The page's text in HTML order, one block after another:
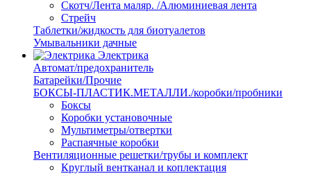
Скотч/Лента маляр. /Алюминиевая лента
Стрейч
Таблетки/жидкость для биотуалетов
Умывальники дачные
Электрика
Автомат/предохранитель
Батарейки/Прочие
БОКСЫ-ПЛАСТИК.МЕТАЛЛИ./коробки/пробники
Боксы
Коробки установочные
Мультиметры/отвертки
Распаячные коробки
Вентиляционные решетки/трубы и комплект
Круглый вентканал и коплектация